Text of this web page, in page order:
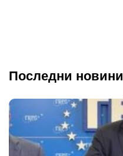
Последни новини